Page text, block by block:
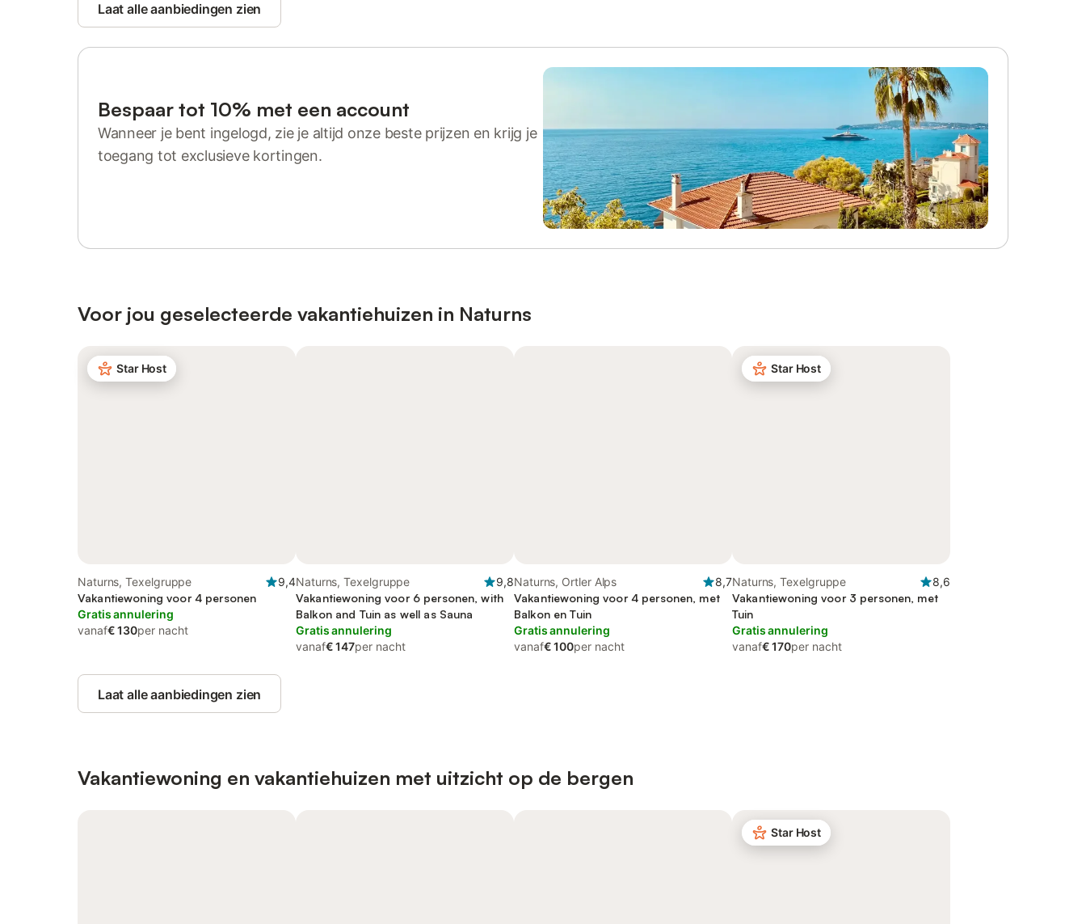
Laat alle aanbiedingen zien
Bespaar tot 10% met een account
Wanneer je bent ingelogd, zie je altijd onze beste prijzen en krijg je
toegang tot exclusieve kortingen.
Voor jou geselecteerde vakantiehuizen in Naturns
Star Host
Naturns, Texelgruppe
9,4
Vakantiewoning voor 4 personen
Gratis annulering
vanaf€ 130per nacht
Naturns, Texelgruppe
9,8
Vakantiewoning voor 6 personen, with
Balkon and Tuin as well as Sauna
Gratis annulering
vanaf€ 147per nacht
Naturns, Ortler Alps
8,7
Vakantiewoning voor 4 personen, met
Balkon en Tuin
Gratis annulering
vanaf€ 100per nacht
Star Host
Naturns, Texelgruppe
8,6
Vakantiewoning voor 3 personen, met
Tuin
Gratis annulering
vanaf€ 170per nacht
Laat alle aanbiedingen zien
Vakantiewoning en vakantiehuizen met uitzicht op de bergen
Star Host